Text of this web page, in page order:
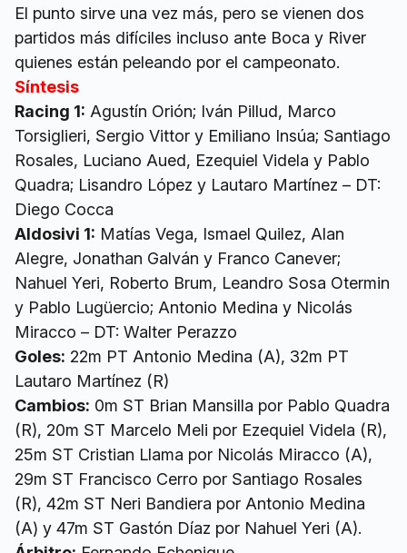
El punto sirve una vez más, pero se vienen dos
partidos más difíciles incluso ante Boca y River
quienes están peleando por el campeonato.
Síntesis
Racing 1: Agustín Orión; Iván Pillud, Marco
Torsiglieri, Sergio Vittor y Emiliano Insúa; Santiago
Rosales, Luciano Aued, Ezequiel Videla y Pablo
Quadra; Lisandro López y Lautaro Martínez – DT:
Diego Cocca
Aldosivi 1: Matías Vega, Ismael Quilez, Alan
Alegre, Jonathan Galván y Franco Canever;
Nahuel Yeri, Roberto Brum, Leandro Sosa Otermin
y Pablo Lugüercio; Antonio Medina y Nicolás
Miracco – DT: Walter Perazzo
Goles: 22m PT Antonio Medina (A), 32m PT
Lautaro Martínez (R)
Cambios: 0m ST Brian Mansilla por Pablo Quadra
(R), 20m ST Marcelo Meli por Ezequiel Videla (R),
25m ST Cristian Llama por Nicolás Miracco (A),
29m ST Francisco Cerro por Santiago Rosales
(R), 42m ST Neri Bandiera por Antonio Medina
(A) y 47m ST Gastón Díaz por Nahuel Yeri (A).